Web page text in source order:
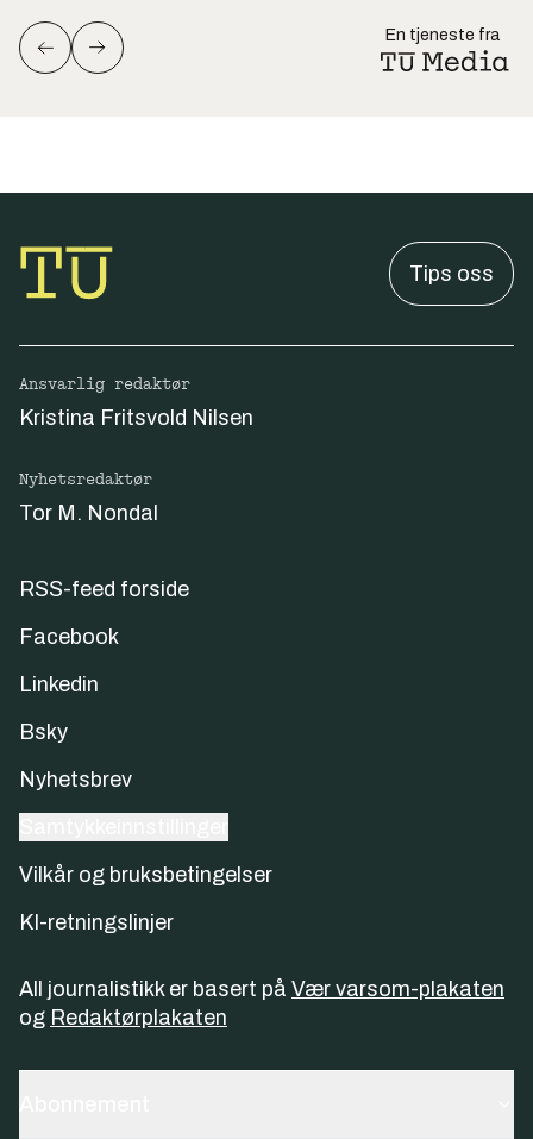
En tjeneste fra
Tips oss
Ansvarlig redaktør
Kristina Fritsvold Nilsen
Nyhetsredaktør
Tor M. Nondal
RSS-feed forside
Facebook
Linkedin
Bsky
Nyhetsbrev
Vilkår og bruksbetingelser
KI-retningslinjer
All journalistikk er basert på Vær varsom-plakaten
og Redaktørplakaten